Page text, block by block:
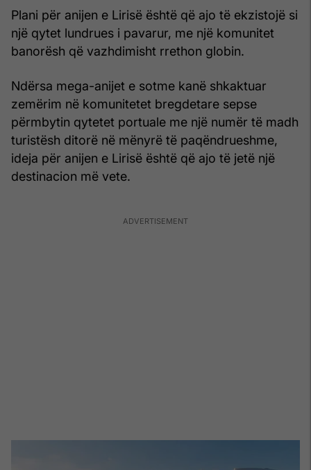
Plani për anijen e Lirisë është që ajo të ekzistojë si
një qytet lundrues i pavarur, me një komunitet
banorësh që vazhdimisht rrethon globin.
Ndërsa mega-anijet e sotme kanë shkaktuar
zemërim në komunitetet bregdetare sepse
përmbytin qytetet portuale me një numër të madh
turistësh ditorë në mënyrë të paqëndrueshme,
ideja për anijen e Lirisë është që ajo të jetë një
destinacion më vete.